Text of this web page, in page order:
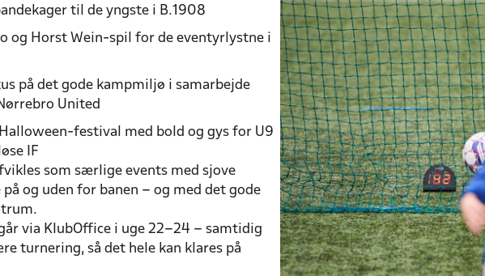
til de yngste i B.1908
og Horst Wein-spil for de eventyrlystne i
på det gode kampmiljø i samarbejde
United
festival med bold og gys for U9
IF
som særlige events med sjove
og uden for banen – og med det gode
via KlubOffice i uge 22–24 – samtidig
turnering, så det hele kan klares på